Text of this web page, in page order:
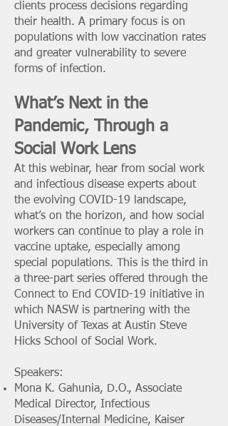
clients process decisions regarding
their health. A primary focus is on
populations with low vaccination rates
and greater vulnerability to severe
forms of infection.
What’s Next in the
Pandemic, Through a
Social Work Lens
At this webinar, hear from social work
and infectious disease experts about
the evolving COVID-19 landscape,
what’s on the horizon, and how social
workers can continue to play a role in
vaccine uptake, especially among
special populations. This is the third in
a three-part series offered through the
Connect to End COVID-19 initiative in
which NASW is partnering with the
University of Texas at Austin Steve
Hicks School of Social Work.
Speakers:
Mona K. Gahunia, D.O., Associate
Medical Director, Infectious
Diseases/Internal Medicine, Kaiser